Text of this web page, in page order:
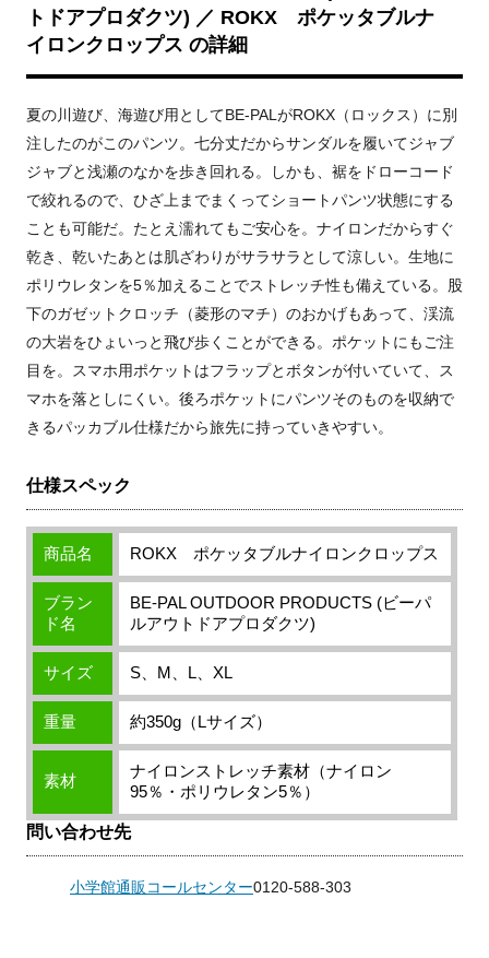
トドアプロダクツ) ／ ROKX ポケッタブルナ
イロンクロップス の詳細
夏の川遊び、海遊び用としてBE-PALがROKX（ロックス）に別
注したのがこのパンツ。七分丈だからサンダルを履いてジャブ
ジャブと浅瀬のなかを歩き回れる。しかも、裾をドローコード
で絞れるので、ひざ上までまくってショートパンツ状態にする
ことも可能だ。たとえ濡れてもご安心を。ナイロンだからすぐ
乾き、乾いたあとは肌ざわりがサラサラとして涼しい。生地に
ポリウレタンを5％加えることでストレッチ性も備えている。股
下のガゼットクロッチ（菱形のマチ）のおかげもあって、渓流
の大岩をひょいっと飛び歩くことができる。ポケットにもご注
目を。スマホ用ポケットはフラップとボタンが付いていて、ス
マホを落としにくい。後ろポケットにパンツそのものを収納で
きるパッカブル仕様だから旅先に持っていきやすい。
仕様スペック
商品名 ROKX ポケッタブルナイロンクロップス
ブラン
ド名
BE-PAL OUTDOOR PRODUCTS (ビーパ
ルアウトドアプロダクツ)
サイズ S、M、L、XL
重量 約350g（Lサイズ）
素材
ナイロンストレッチ素材（ナイロン
95％・ポリウレタン5％）
問い合わせ先
小学館通販コールセンター0120-588-303